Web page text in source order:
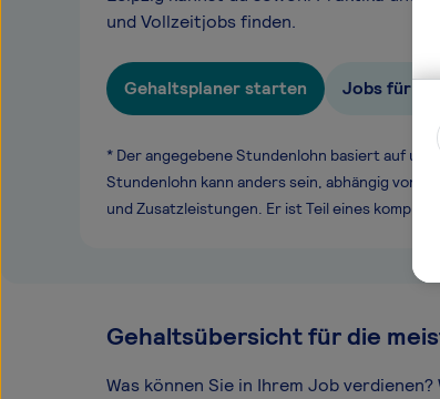
und Vollzeitjobs finden.
Gehaltsplaner starten Jobs für
* Der angegebene Stundenlohn basiert auf
Stundenlohn kann anders sein, abhängig von
und Zusatzleistungen. Er ist Teil eines
Gehaltsübersicht für die
Was können Sie in Ihrem Job